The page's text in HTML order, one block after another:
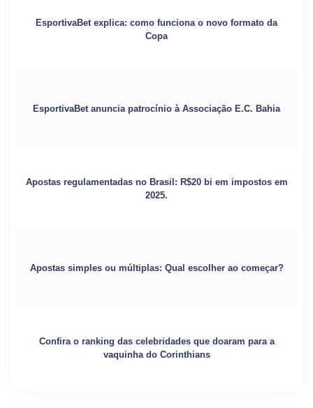
EsportivaBet explica: como funciona o novo formato da
Copa
EsportivaBet anuncia patrocínio à Associação E.C. Bahia
Apostas regulamentadas no Brasil: R$20 bi em impostos em
2025.
Apostas simples ou múltiplas: Qual escolher ao começar?
Confira o ranking das celebridades que doaram para a
vaquinha do Corinthians